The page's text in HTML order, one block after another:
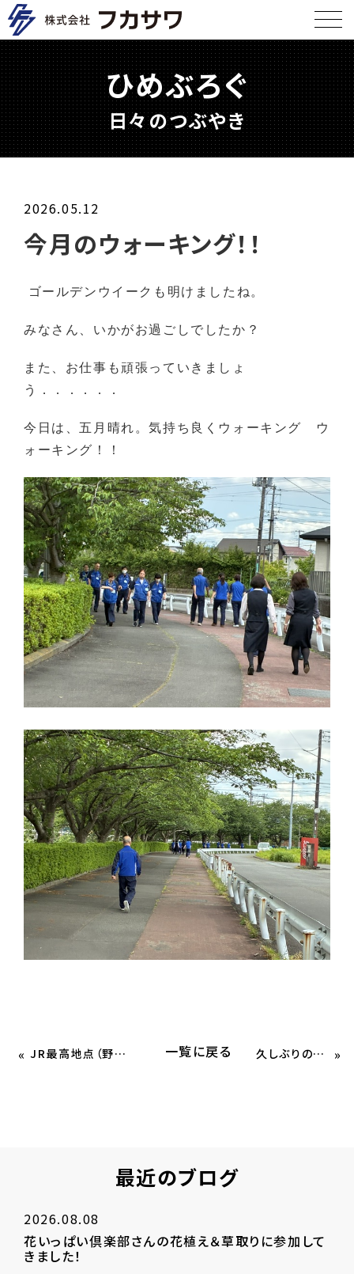
ひめぶろぐ
日々のつぶやき
2026.05.12
今月のウォーキング！！
ゴールデンウイークも明けましたね。
みなさん、いかがお過ごしでしたか？
また、お仕事も頑張っていきましょ
う．．．．．．
今日は、五月晴れ。気持ち良くウォーキング ウ
ォーキング！！
« JR最高地点（野辺山駅） 一覧に戻る 久しぶりのヨガ🧘 »
最近のブログ
2026.08.08
花いっぱい倶楽部さんの花植え＆草取りに参加して
きました！